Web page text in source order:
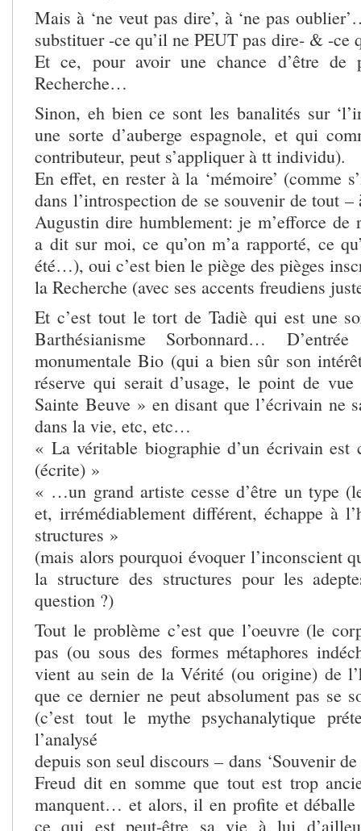
Mais à ‘ne veut pas dire’, à ‘ne pas
substituer -ce qu’il ne PEUT pas dire- & -
Et ce, pour avoir une chance d’être de
Recherche…
Sinon, eh bien ce sont les banalités sur
une sorte d’auberge espagnole, et qui
contributeur, peut s’appliquer à tt individu).
En effet, en rester à la ‘mémoire’ (comme
dans l’introspection de se souvenir de tout
Augustin dire humblement: je m’efforce de
a dit sur moi, ce qu’on m’a rapporté, ce
été…), oui c’est bien le piège des pièges
la Recherche (avec ses accents freudiens
Et c’est tout le tort de Tadiè qui est une
Barthésianisme Sorbonnard…
monumentale Bio (qui a bien sûr son
réserve qui serait d’usage, le point de
Sainte Beuve » en disant que l’écrivain ne
dans la vie, etc, etc…
« La véritable biographie d’un écrivain est
(écrite) »
« …un grand artiste cesse d’être un type
et, irrémédiablement différent, échappe à
structures »
(mais alors pourquoi évoquer l’inconscient
la structure des structures pour les
question ?)
Tout le problème c’est que l’oeuvre (le
pas (ou sous des formes métaphores
vient au sein de la Vérité (ou origine) de
que ce dernier ne peut absolument pas se
(c’est tout le mythe psychanalytique
l’analysé
depuis son seul discours – dans ‘Souvenir
Freud dit en somme que tout est trop
manquent… et alors, il en profite et déballe
ce qui est peut-être sa vie à lui